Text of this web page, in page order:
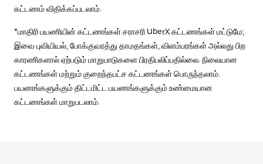
கட்டணம் விதிக்கப்படலாம்.
*மாதிரி பயணியின் கட்டணங்கள் சராசரி UberX கட்டணங்கள் மட்டுமே;
இவை புவியியல், போக்குவரத்து தாமதங்கள், விளம்பரங்கள் அல்லது பிற
காரணிகளால் ஏற்படும் மாறுபாடுகளை பிரதிபலிப்பதில்லை. நிலையான
கட்டணங்கள் மற்றும் குறைந்தபட்ச கட்டணங்கள் பொருந்தலாம்.
பயணங்களுக்கும் திட்டமிட்ட பயணங்களுக்கும் உண்மையான
கட்டணங்கள் மாறுபடலாம்.